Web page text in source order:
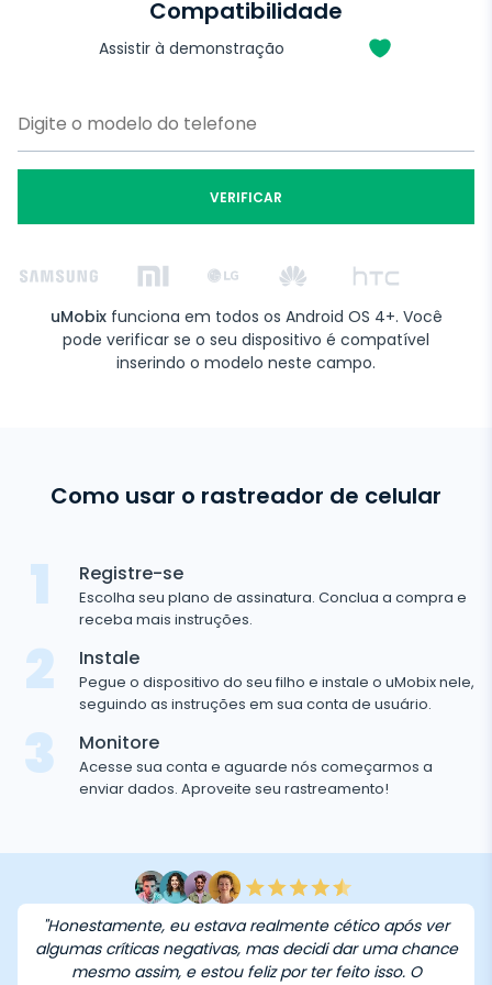
Compatibilidade
Assistir à demonstração
uMobixfunciona em todos os Android OS 4+. Você
pode verificar se o seu dispositivo é compatível
inserindo o modelo neste campo.
VERIFICAR
Como usar o rastreador de celular
1 Registre-se
Escolha seu plano de assinatura. Conclua a compra e
receba mais instruções.
2 Instale
Pegue o dispositivo do seu filho e instale o uMobix nele,
seguindo as instruções em sua conta de usuário.
3 Monitore
Acesse sua conta e aguarde nós começarmos a
enviar dados. Aproveite seu rastreamento!
"Honestamente, eu estava realmente cético após ver
algumas críticas negativas, mas decidi dar uma chance
mesmo assim, e estou feliz por ter feito isso. O